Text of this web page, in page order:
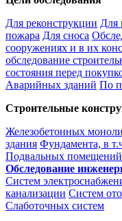
Для реконструкции Для
пожара Для сноса
сооружениях и в их
обследование
состояния перед
Аварийных зданий По
Строительные
Железобетонных
здания Фундамента, в
Подвальных помещений
Обследование
Систем
канализации Систем
Слаботочных систем